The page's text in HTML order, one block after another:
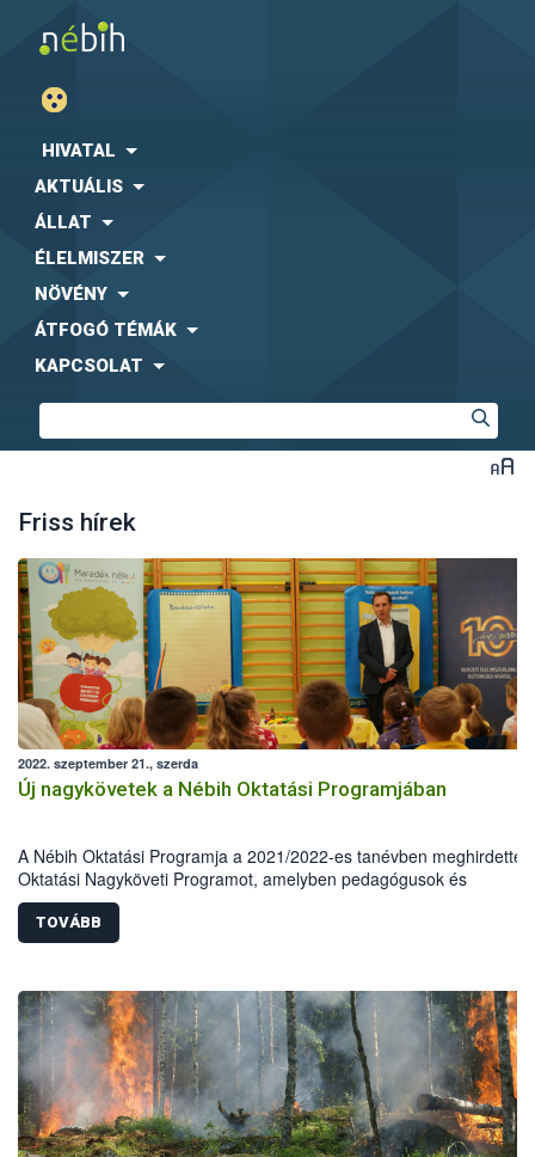
HIVATAL
AKTUÁLIS
ÁLLAT
ÉLELMISZER
NÖVÉNY
ÁTFOGÓ TÉMÁK
KAPCSOLAT
Friss hírek
2022. szeptember 21., szerda
Új nagykövetek a Nébih Oktatási Programjában
A Nébih Oktatási Programja a 2021/2022-es tanévben meghirdette
Oktatási Nagyköveti Programot, amelyben pedagógusok és
természettudományos végzettségű szakemberek vehettek részt. A 3
legaktívabb résztvevőt mintegy félszáz jelentkező közül választották
Fodor Aliz, Miklós Andrea, valamint Pusztai-Pikó Boglárka összesen
kiérdemelték az Oktatási Nagyköveti címet.
TOVÁBB